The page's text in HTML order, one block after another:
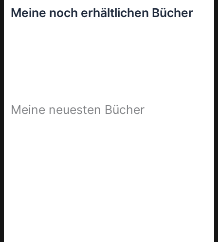
Meine noch erhältlichen Bücher
Meine neuesten Bücher